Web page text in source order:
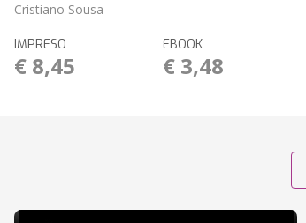
Cristiano Sousa
IMPRESO
€ 8,45
EBOOK
€ 3,48